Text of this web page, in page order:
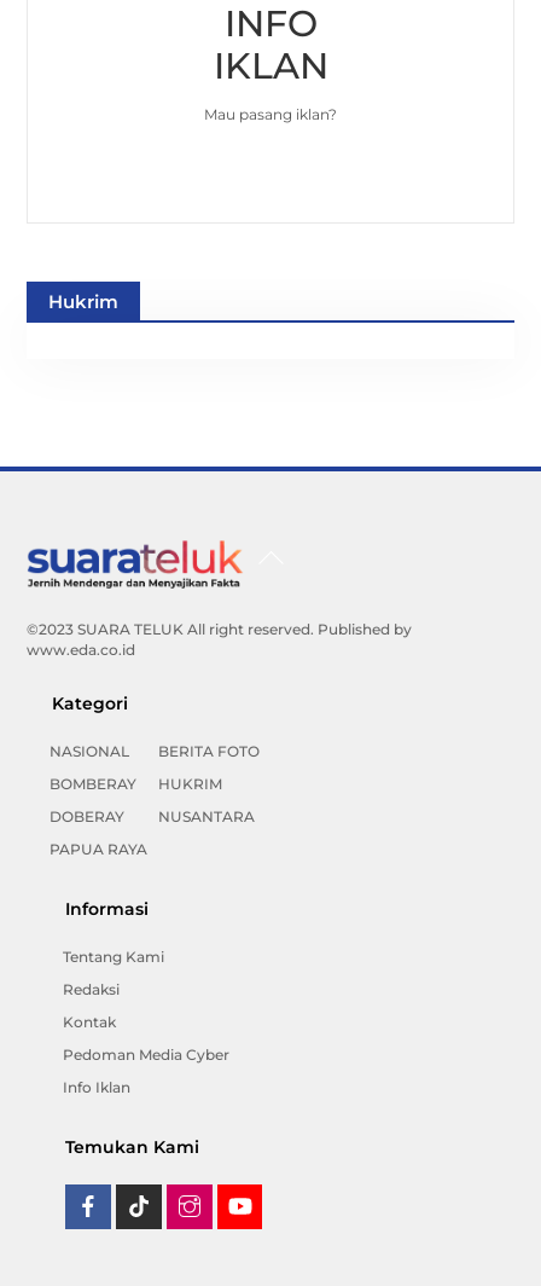
INFO
IKLAN
Mau pasang iklan?
Hukrim
©2023 SUARA TELUK All right reserved. Published by
www.eda.co.id
Kategori
NASIONAL
BOMBERAY
DOBERAY
PAPUA RAYA
BERITA FOTO
HUKRIM
NUSANTARA
Informasi
Tentang Kami
Redaksi
Kontak
Pedoman Media Cyber
Info Iklan
Temukan Kami